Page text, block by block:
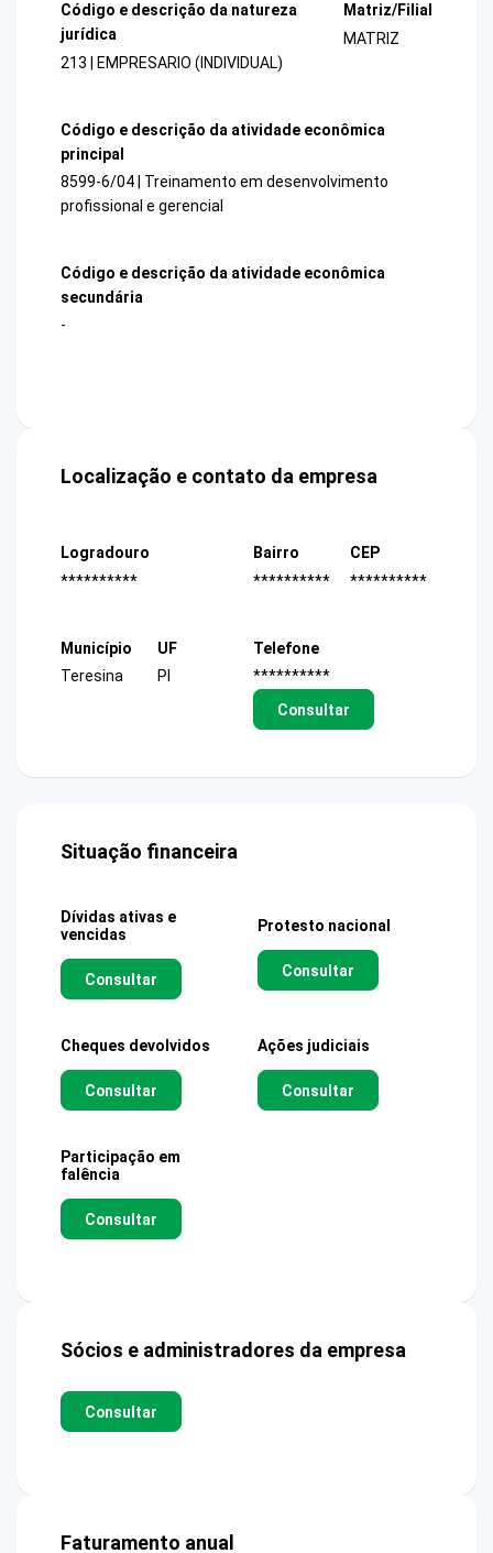
Código e descrição da natureza
jurídica
213 | EMPRESARIO (INDIVIDUAL)
Matriz/Filial
MATRIZ
Código e descrição da atividade econômica
principal
8599-6/04 | Treinamento em desenvolvimento
profissional e gerencial
Código e descrição da atividade econômica
secundária
-
Localização e contato da empresa
Logradouro
**********
Bairro
**********
CEP
**********
Município
Teresina
UF
PI
Telefone
**********
Consultar
Situação financeira
Dívidas ativas e
vencidas
Consultar
Protesto nacional
Consultar
Cheques devolvidos
Consultar
Ações judiciais
Consultar
Participação em
falência
Consultar
Sócios e administradores da empresa
Consultar
Faturamento anual